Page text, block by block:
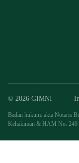
© 2026 GIMNI
Badan hukum: akta Notaris
Kehakiman & HAM No. 249